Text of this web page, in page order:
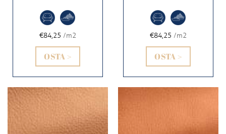
€84,25 /m2
OSTA >
€84,25 /m2
OSTA >